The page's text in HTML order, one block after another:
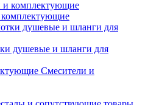
душевые и шланги для
Смесители и